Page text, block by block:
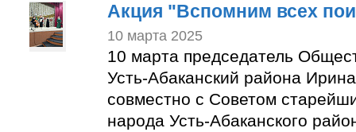
Акция "Вспомним всех
10 марта 2025
10 марта председатель
Усть-Абаканский района
совместно с Советом
народа Усть-Абаканского